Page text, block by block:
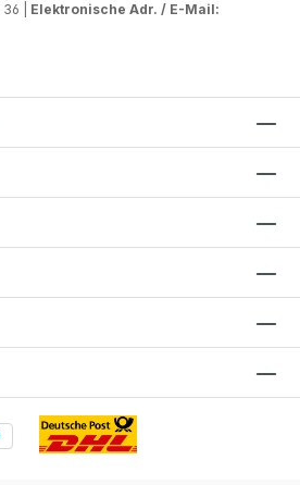
| Elektronische Adr. / E-Mail: